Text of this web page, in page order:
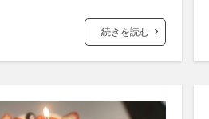
続きを読む